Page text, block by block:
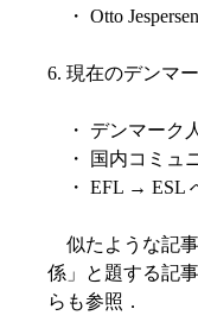
・ Otto
6. 現在のデンマ
・ デンマーク
・ 国内コミュ
・ EFL → ESL
似たような記
係」と題する記
らも参照．